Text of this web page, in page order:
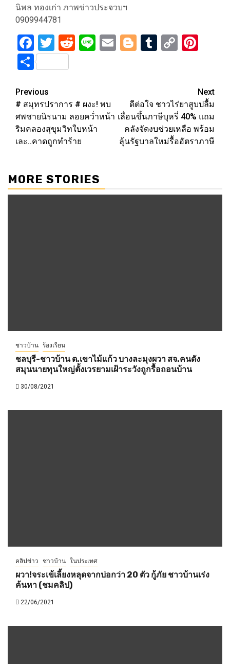
นิพล ทองเก่า ภาพข่าวประจวบฯ
0909944781
Facebook
Twitter
Reddit
LineEmailBlogger
Tumblr
Copy
Share
Post
navigation
Previous
# สมุทรปราการ # ผงะ! พบ
ศพชายนิรนาม ลอยคว่ำหน้า
ริมคลองสุขุมวิทใบหน้า
เละ..คาดถูกทำร้าย
Next
ดีต่อใจ ชาวไร่ยาสูบปลื้ม
เลื่อนขึ้นภาษีบุหรี่ 40% แถม
คลังจัดงบช่วยเหลือ พร้อม
ลุ้นรัฐบาลใหม่รื้ออัตราภาษี
MORE STORIES
ชาวบ้าน ร้องเรียน
ชลบุรี-ชาวบ้าน ต.เขาไม้แก้ว บางละมุงผวา สจ.คนดัง
สมุนนายทุนใหญ่ตั้งเวรยามเฝ้าระวังถูกรื้อถอนบ้าน
30/08/2021
คลิปข่าว ชาวบ้าน ในประเทศ
ผวา!จระเข้เลี้ยงหลุดจากบ่อกว่า 20 ตัว กู้ภัย ชาวบ้านเร่ง
ค้นหา (ชมคลิป)
22/06/2021